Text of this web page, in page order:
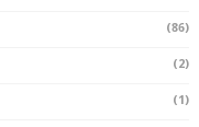
(86)
(2)
(1)